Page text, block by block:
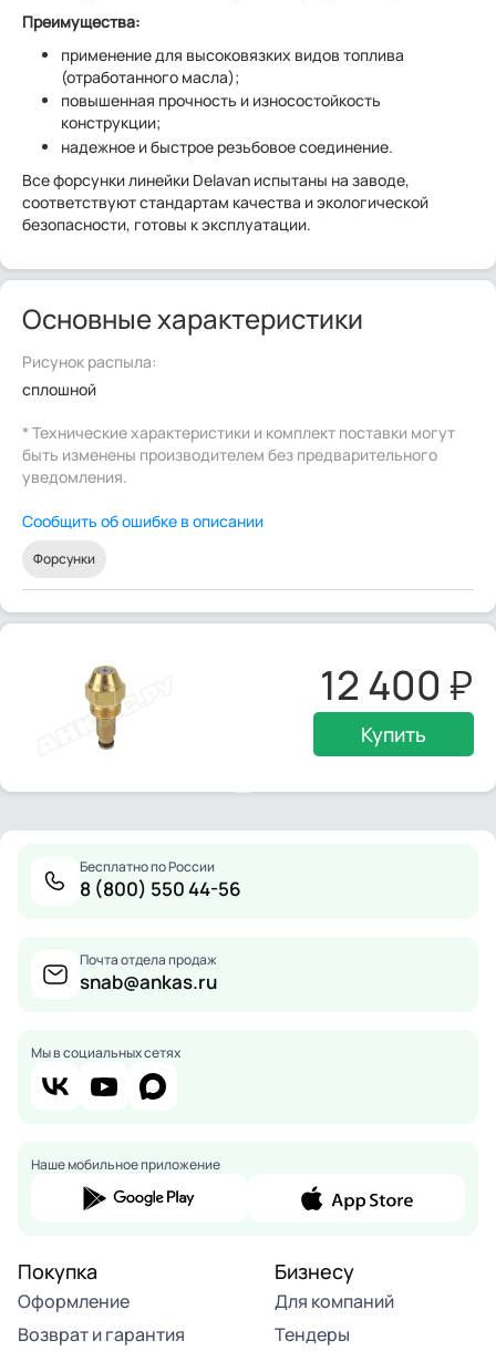
Преимущества:
применение для высоковязких видов топлива
(отработанного масла);
повышенная прочность и износостойкость
конструкции;
надежное и быстрое резьбовое соединение.
Все форсунки линейки Delavan испытаны на заводе,
соответствуют стандартам качества и экологической
безопасности, готовы к эксплуатации.
Основные характеристики
Рисунок распыла:
сплошной
* Технические характеристики и комплект поставки могут
быть изменены производителем без предварительного
уведомления.
Сообщить об ошибке в описании
Форсунки
12 400
Купить
Бесплатно по России
8 (800) 550 44-56
Почта отдела продаж
snab@ankas.ru
Мы в социальных сетях
Наше мобильное приложение
Покупка
Оформление
Возврат и гарантия
Бизнесу
Для компаний
Тендеры